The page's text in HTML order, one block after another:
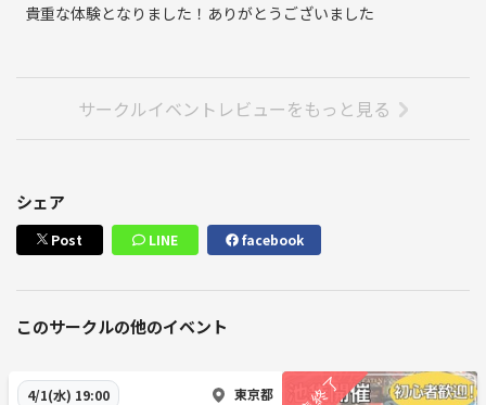
貴重な体験となりました！ありがとうございました
サークルイベントレビューをもっと見る
シェア
Post LINE facebook
このサークルの他のイベント
4/1(水) 19:00 東京都